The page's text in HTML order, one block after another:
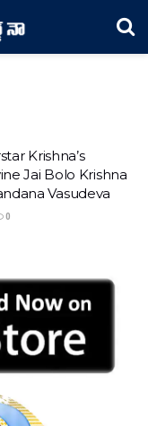
Krishna’s
Jai Bolo Krishna
Vasudeva
0